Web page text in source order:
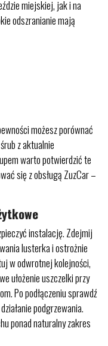
miejskiej, jak i na
odszranianie mają
możesz porównać
z aktualnie
warto potwierdzić te
się z obsługą ZuzCar –
instalację. Zdejmij
lusterka i ostrożnie
w odwrotnej kolejności,
ułożenie uszczelki przy
Po podłączeniu sprawdź
podgrzewania.
ponad naturalny zakres